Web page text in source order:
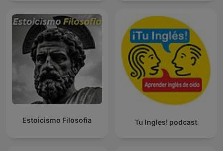
Estoicismo Filosofia Tu Ingles! podcast